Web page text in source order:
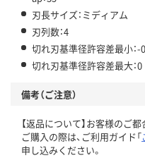
刃長サイズ：ミディアム
刃列数：4
切れ刃基準径許容差最小：-
切れ刃基準径許容差最大：0
備考（ご注意）
【返品について】お客様のご
ご購入の際は、ご利用ガイド「
申し込みください。